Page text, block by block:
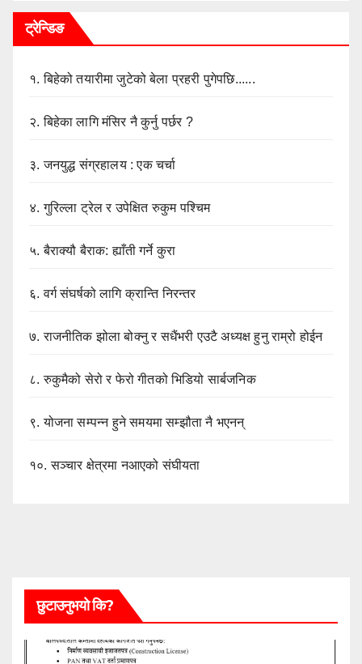
ट्रेन्डिङ
१.बिहेको तयारीमा जुटेको बेला प्रहरी पुगेपछि......
२.बिहेका लागि मंसिर नै कुर्नु पर्छर ?
३.जनयुद्ध संग्रहालय : एक चर्चा
४.गुरिल्ला ट्रेल र उपेक्षित रुकुम पश्चिम
५.बैराक्यौ बैराक: ह्याँती गर्ने कुरा
६.वर्ग संघर्षको लागि क्रान्ति निरन्तर
७.राजनीतिक झोला बोक्नु र सधैंभरी एउटै अध्यक्ष हुनु राम्रो होईन
८.रुकुमैको सेरो र फेरो गीतको भिडियो सार्बजनिक
९.योजना सम्पन्न हुने समयमा सम्झौता नै भएनन्
१०.सञ्चार क्षेत्रमा नआएको संघीयता
छुटाउनुभयो कि?